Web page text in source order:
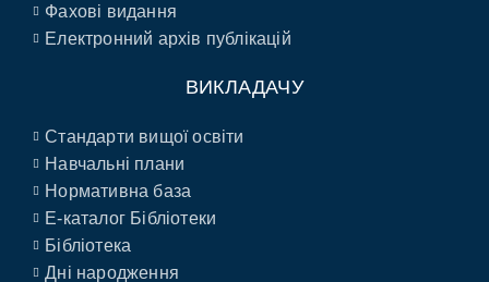
Фахові видання
Електронний архів публікацій
ВИКЛАДАЧУ
Стандарти вищої освіти
Навчальні плани
Нормативна база
E-каталог Бібліотеки
Бібліотека
Дні народження